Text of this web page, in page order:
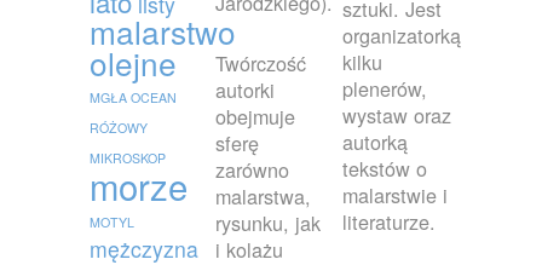
malarstwo
olejne
MGŁA OCEAN
RÓŻOWY
MIKROSKOP
morze
MOTYL
mężczyzna
Twórczość
autorki
obejmuje
sferę
zarówno
malarstwa,
rysunku, jak
i kolażu
sztuki. Jest
organizatorką
kilku
plenerów,
wystaw oraz
autorką
tekstów o
malarstwie i
literaturze.